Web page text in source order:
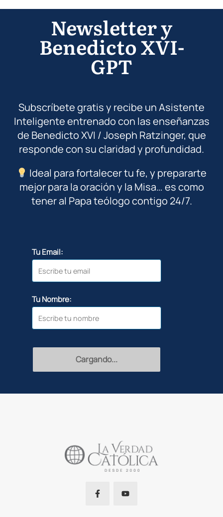
Newsletter y
Benedicto XVI-
GPT
Subscríbete gratis y recibe un Asistente
Inteligente entrenado con las enseñanzas
de Benedicto XVI / Joseph Ratzinger, que
responde con su claridad y profundidad.
Ideal para fortalecer tu fe, y prepararte
mejor para la oración y la Misa… es como
tener al Papa teólogo contigo 24/7.
Tu Email:
Tu Nombre:
Recibir